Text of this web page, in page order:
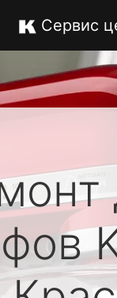
Сервис